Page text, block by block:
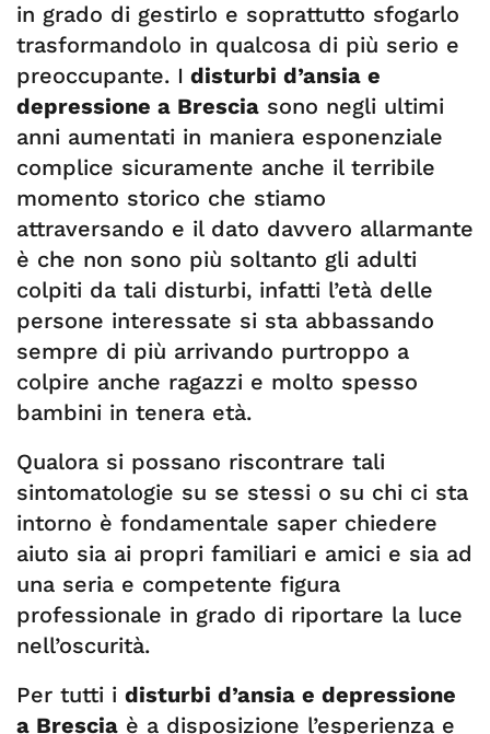
in grado di gestirlo e soprattutto sfogarlo
trasformandolo in qualcosa di più serio e
preoccupante. I disturbi d’ansia e
depressione a Brescia sono negli ultimi
anni aumentati in maniera esponenziale
complice sicuramente anche il terribile
momento storico che stiamo
attraversando e il dato davvero allarmante
è che non sono più soltanto gli adulti
colpiti da tali disturbi, infatti l’età delle
persone interessate si sta abbassando
sempre di più arrivando purtroppo a
colpire anche ragazzi e molto spesso
bambini in tenera età.
Qualora si possano riscontrare tali
sintomatologie su se stessi o su chi ci sta
intorno è fondamentale saper chiedere
aiuto sia ai propri familiari e amici e sia ad
una seria e competente figura
professionale in grado di riportare la luce
nell’oscurità.
Per tutti i disturbi d’ansia e depressione
a Brescia è a disposizione l’esperienza e